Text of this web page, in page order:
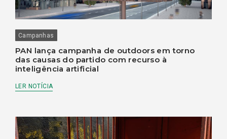
Campanhas
PAN lança campanha de outdoors em torno
das causas do partido com recurso à
inteligência artificial
LER NOTÍCIA